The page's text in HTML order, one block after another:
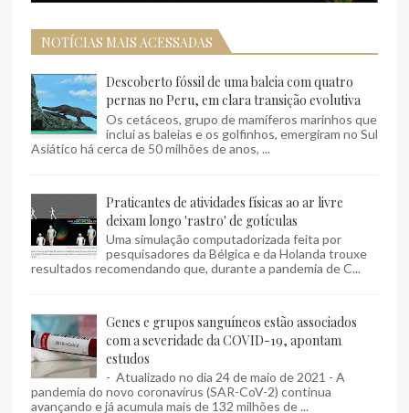
NOTÍCIAS MAIS ACESSADAS
Descoberto fóssil de uma baleia com quatro
pernas no Peru, em clara transição evolutiva
Os cetáceos, grupo de mamíferos marinhos que
inclui as baleias e os golfinhos, emergiram no Sul
Asiático há cerca de 50 milhões de anos, ...
Praticantes de atividades físicas ao ar livre
deixam longo 'rastro' de gotículas
Uma simulação computadorizada feita por
pesquisadores da Bélgica e da Holanda trouxe
resultados recomendando que, durante a pandemia de C...
Genes e grupos sanguíneos estão associados
com a severidade da COVID-19, apontam
estudos
- Atualizado no dia 24 de maio de 2021 - A
pandemia do novo coronavírus (SAR-CoV-2) continua
avançando e já acumula mais de 132 milhões de ...